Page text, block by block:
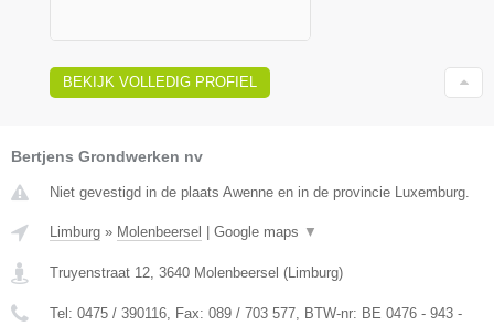
BEKIJK VOLLEDIG PROFIEL
Bertjens Grondwerken nv
Niet gevestigd in de plaats Awenne en in de provincie Luxemburg.
Limburg » Molenbeersel Google maps ▼
Truyenstraat 12, 3640 Molenbeersel (Limburg)
Tel: 0475 / 390116, Fax: 089 / 703 577, BTW-nr: BE 0476 - 943 -